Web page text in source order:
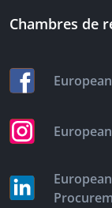
Chambres de